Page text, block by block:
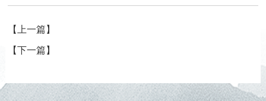
【上一篇】
【下一篇】